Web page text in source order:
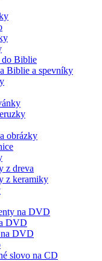
do Biblie
Biblie a spevníky
obrázky
z dreva
z keramiky
na DVD
DVD
DVD
slovo na CD